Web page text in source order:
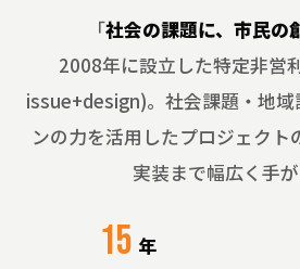
「社会の課題に、市民の
2008年に設立した特定非営
issue+design)。 社会課題・地
ンの力を活用したプロジェクト
実装まで幅広く手が
15 年